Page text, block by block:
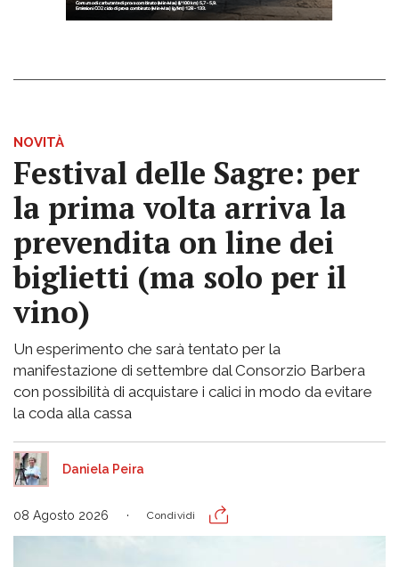
NOVITÀ
Festival delle Sagre: per
la prima volta arriva la
prevendita on line dei
biglietti (ma solo per il
vino)
Un esperimento che sarà tentato per la
manifestazione di settembre dal Consorzio Barbera
con possibilità di acquistare i calici in modo da evitare
la coda alla cassa
Daniela Peira
08 Agosto 2026 Condividi